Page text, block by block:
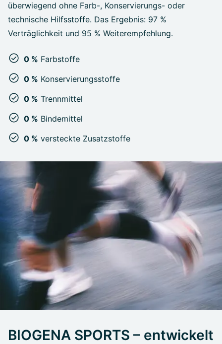
überwiegend ohne Farb-, Konservierungs- oder
technische Hilfsstoffe. Das Ergebnis: 97 %
Verträglichkeit und 95 % Weiterempfehlung.
0 % Farbstoffe
0 % Konservierungsstoffe
0 % Trennmittel
0 % Bindemittel
0 % versteckte Zusatzstoffe
BIOGENA SPORTS – entwickelt